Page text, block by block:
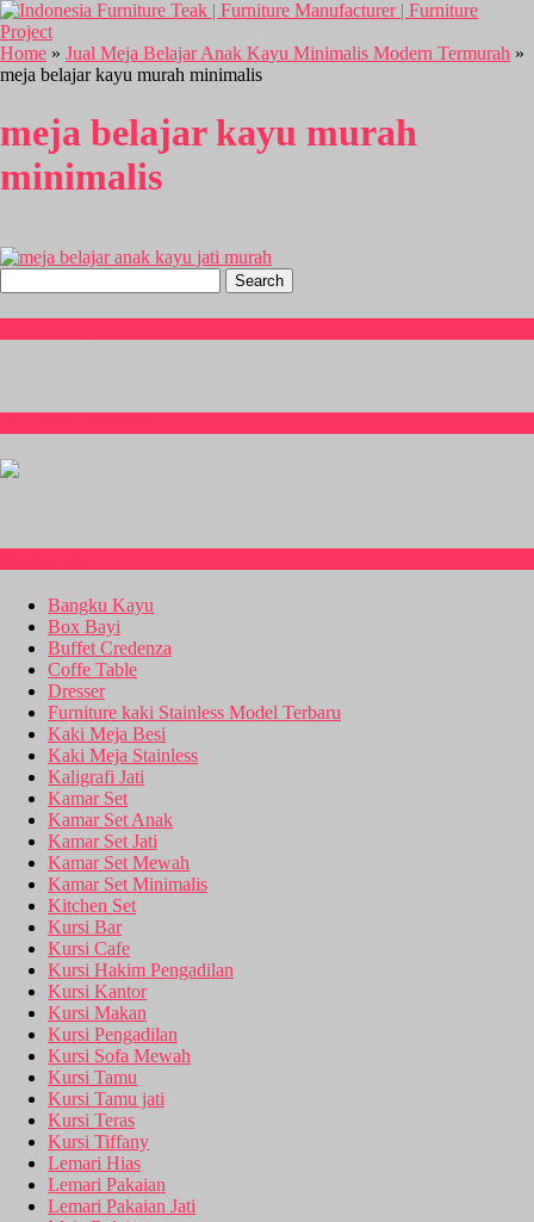
Home » Jual Meja Belajar Anak Kayu Minimalis Modern Termurah »
meja belajar kayu murah minimalis
meja belajar kayu murah
minimalis
for:
Bangku Kayu
Box Bayi
Buffet Credenza
Coffe Table
Dresser
Furniture kaki Stainless Model Terbaru
Kaki Meja Besi
Kaki Meja Stainless
Kaligrafi Jati
Kamar Set
Kamar Set Anak
Kamar Set Jati
Kamar Set Mewah
Kamar Set Minimalis
Kitchen Set
Kursi Bar
Kursi Cafe
Kursi Hakim Pengadilan
Kursi Kantor
Kursi Makan
Kursi Pengadilan
Kursi Sofa Mewah
Kursi Tamu
Kursi Tamu jati
Kursi Teras
Kursi Tiffany
Lemari Hias
Lemari Pakaian
Lemari Pakaian Jati